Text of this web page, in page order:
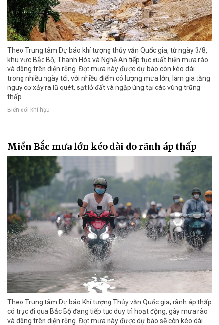
Theo Trung tâm Dự báo khí tượng thủy văn Quốc gia, từ ngày 3/8,
khu vực Bắc Bộ, Thanh Hóa và Nghệ An tiếp tục xuất hiện mưa rào
và dông trên diện rộng. Đợt mưa này được dự báo còn kéo dài
trong nhiều ngày tới, với nhiều điểm có lượng mưa lớn, làm gia tăng
nguy cơ xảy ra lũ quét, sạt lở đất và ngập úng tại các vùng trũng
thấp.
Biến đổi khí hậu
Miền Bắc mưa lớn kéo dài do rãnh áp thấp
Theo Trung tâm Dự báo Khí tượng Thủy văn Quốc gia, rãnh áp thấp
có trục đi qua Bắc Bộ đang tiếp tục duy trì hoạt động, gây mưa rào
và dông trên diện rộng. Đợt mưa này được dự báo sẽ còn kéo dài